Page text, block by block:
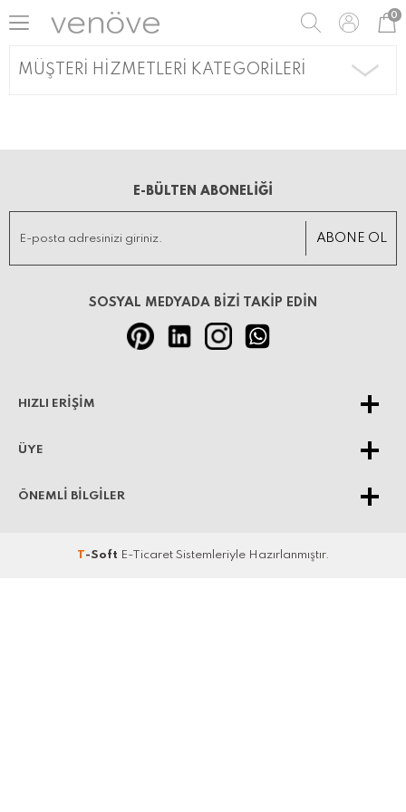
0
MÜŞTERI HIZMETLERI KATEGORILERI
E-BÜLTEN ABONELİĞİ
SOSYAL MEDYADA BİZİ TAKİP EDİN
HIZLI ERIŞIM
ÜYE
ÖNEMLI BILGILER
T-Soft E-TicaretSistemleriyle Hazırlanmıştır.